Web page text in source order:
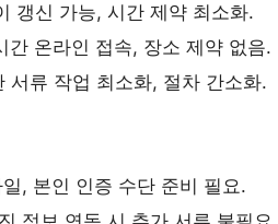
갱신 가능, 시간 제약 최소화.
간 온라인 접속, 장소 제약 없음.
서류 작업 최소화, 절차 간소화.
, 본인 인증 수단 준비 필요.